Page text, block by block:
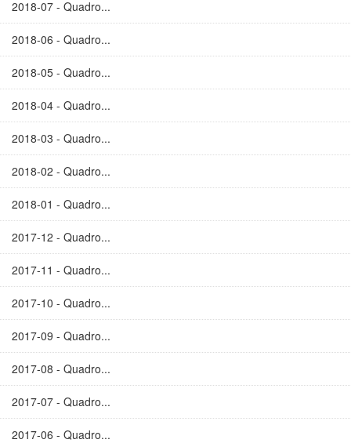
2018-07 - Quadro...
2018-06 - Quadro...
2018-05 - Quadro...
2018-04 - Quadro...
2018-03 - Quadro...
2018-02 - Quadro...
2018-01 - Quadro...
2017-12 - Quadro...
2017-11 - Quadro...
2017-10 - Quadro...
2017-09 - Quadro...
2017-08 - Quadro...
2017-07 - Quadro...
2017-06 - Quadro...